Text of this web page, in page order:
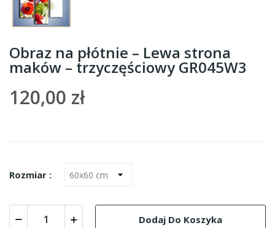
Obraz na płótnie – Lewa strona
maków – trzyczęściowy GR045W3
120,00 zł
Rozmiar :
Dodaj Do Koszyka